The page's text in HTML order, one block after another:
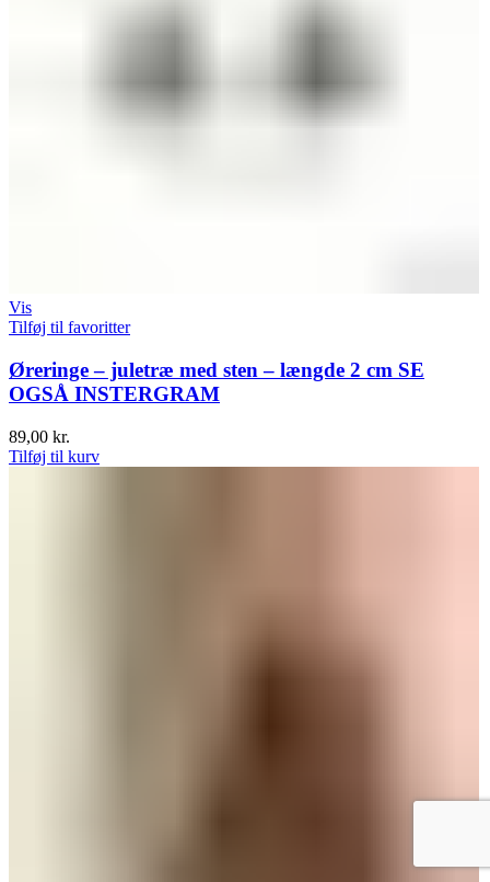
Vis
Tilføj til favoritter
Øreringe – juletræ med sten – længde 2 cm SE
OGSÅ INSTERGRAM
89,00 kr.
Tilføj til kurv